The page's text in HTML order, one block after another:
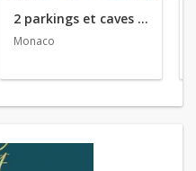
2 parkings et caves en location
Monaco